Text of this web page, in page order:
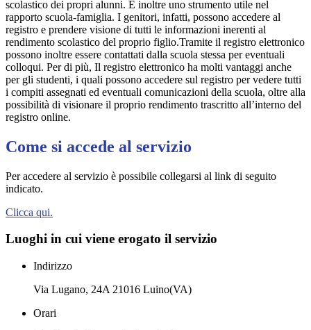
scolastico dei propri alunni. È inoltre uno strumento utile nel
rapporto scuola-famiglia. I genitori, infatti, possono accedere al
registro e prendere visione di tutti le informazioni inerenti al
rendimento scolastico del proprio figlio.Tramite il registro elettronico
possono inoltre essere contattati dalla scuola stessa per eventuali
colloqui. Per di più, Il registro elettronico ha molti vantaggi anche
per gli studenti, i quali possono accedere sul registro per vedere tutti
i compiti assegnati ed eventuali comunicazioni della scuola, oltre alla
possibilità di visionare il proprio rendimento trascritto all’interno del
registro online.
Come si accede al servizio
Per accedere al servizio è possibile collegarsi al link di seguito
indicato.
Clicca qui.
Luoghi in cui viene erogato il servizio
Indirizzo
Via Lugano, 24A 21016 Luino(VA)
Orari